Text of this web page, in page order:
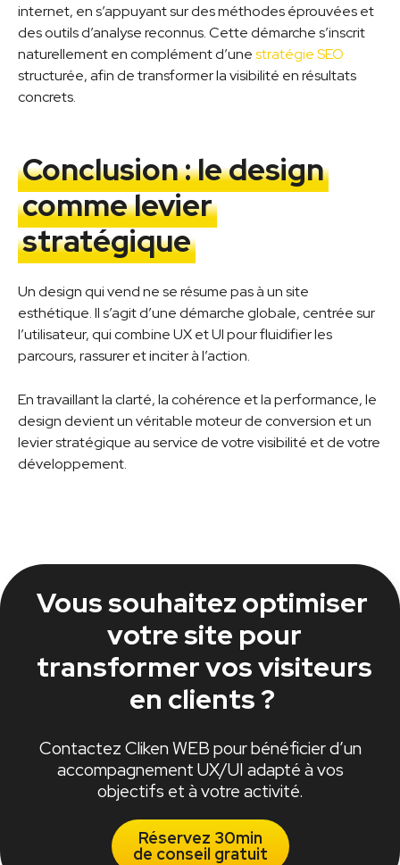
internet, en s’appuyant sur des méthodes éprouvées et
des outils d’analyse reconnus. Cette démarche s’inscrit
naturellement en complément d’unestratégie SEO
structurée, afin de transformer la visibilité en résultats
concrets.
Conclusion : le design
comme levier
stratégique
Un design qui vend ne se résume pas à un site
esthétique. Il s’agit d’une démarche globale, centrée sur
l’utilisateur, qui combine UX et UI pour fluidifier les
parcours, rassurer et inciter à l’action.
En travaillant la clarté, la cohérence et la performance, le
design devient un véritable moteur de conversion et un
levier stratégique au service de votre visibilité et de votre
développement.
Vous souhaitez optimiser
votre site pour
transformer vos visiteurs
en clients ?
Contactez Cliken WEB pour bénéficier d’un
accompagnement UX/UI adapté à vos
objectifs et à votre activité.
Réservez 30min
de conseil gratuit